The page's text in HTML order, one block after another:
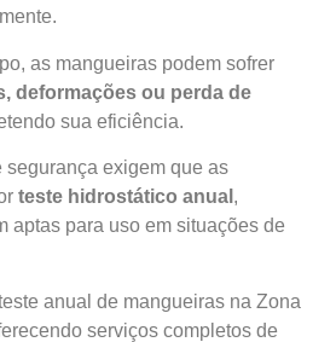
as mangueiras podem sofrer
deformações ou perda de
sua eficiência.
segurança exigem que as
teste hidrostático anual ,
aptas para uso em situações de
anual de mangueiras na Zona
serviços completos de